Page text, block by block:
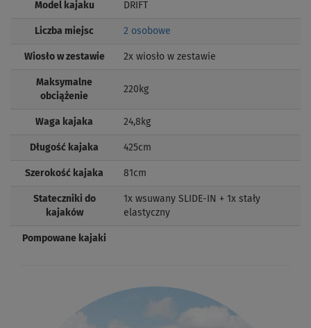
Model kajaku DRIFT
Liczba miejsc 2 osobowe
Wiosło w zestawie 2x wiosło w zestawie
Maksymalne
obciążenie
220kg
Waga kajaka 24,8kg
Długość kajaka 425cm
Szerokość kajaka 81cm
Stateczniki do
kajaków
1x wsuwany SLIDE-IN + 1x stały
elastyczny
Pompowane kajaki